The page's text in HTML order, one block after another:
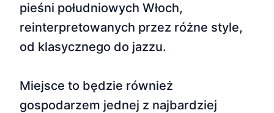
pieśni południowych Włoch,
reinterpretowanych przez różne style,
od klasycznego do jazzu.
Miejsce to będzie również
gospodarzem jednej z najbardziej